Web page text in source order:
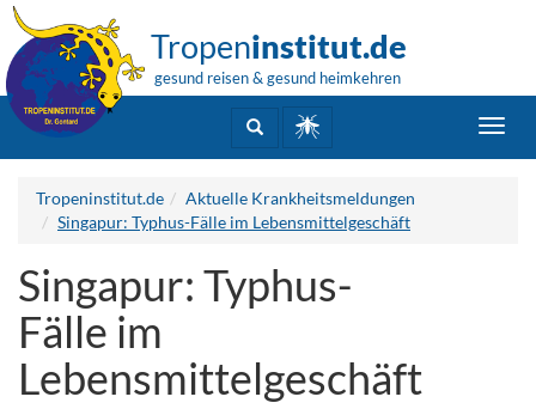
Tropeninstitut.de
gesund reisen & gesund heimkehren
Tropeninstitut.de
Aktuelle Krankheitsmeldungen
Singapur: Typhus-Fälle im Lebensmittelgeschäft
Singapur: Typhus-
Fälle im
Lebensmittelgeschäft